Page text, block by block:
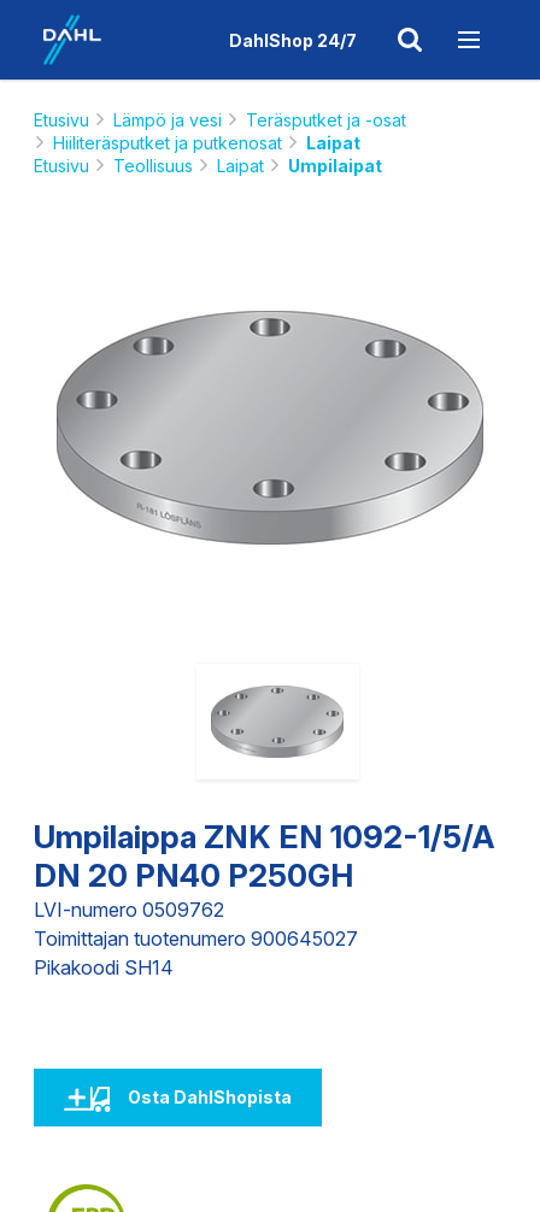
DahlShop 24/7
Etusivu Lämpö ja vesi
Teräsputket ja -osat
Hiiliteräsputket ja putkenosat
Laipat
Etusivu
Teollisuus Laipat Umpilaipat
Umpilaippa ZNK EN 1092-1/5/A
DN 20 PN40 P250GH
LVI-numero 0509762
Toimittajan tuotenumero 900645027
Pikakoodi SH14
Osta DahlShopista